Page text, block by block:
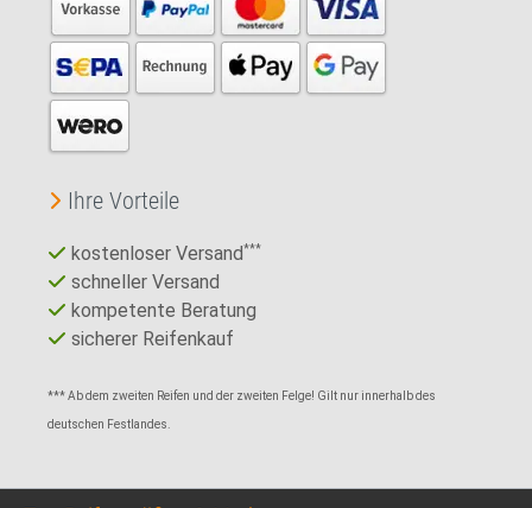
Ihre Vorteile
kostenloser Versand***
schneller Versand
kompetente Beratung
sicherer Reifenkauf
*** Ab dem zweiten Reifen und der zweiten Felge! Gilt nur innerhalb des
deutschen Festlandes.